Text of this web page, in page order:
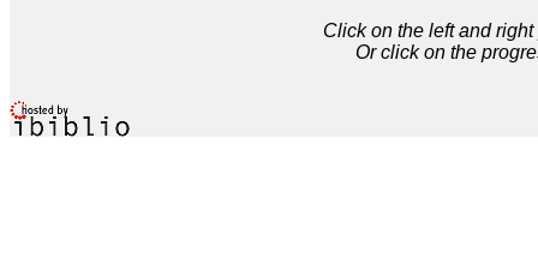
Click on the left and
Or click on the